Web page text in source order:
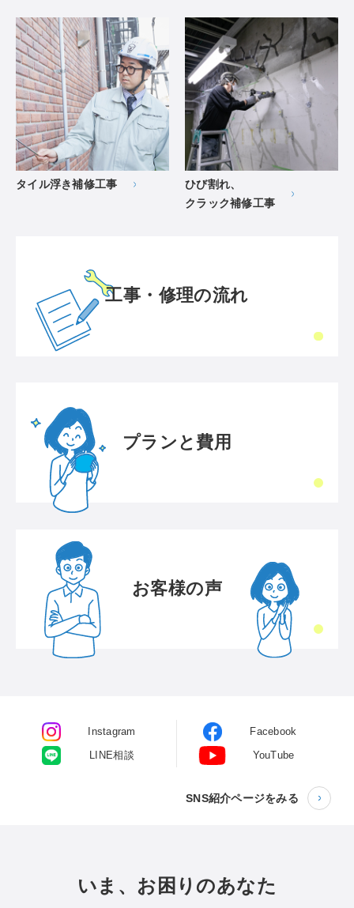
タイル浮き補修工事
ひび割れ、
クラック補修工事
工事・修理の流れ
プランと費用
お客様の声
Instagram
Facebook
LINE相談
YouTube
SNS紹介ページをみる
いま、お困りのあなた